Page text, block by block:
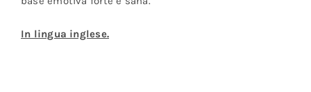
quantità
In lingua inglese.